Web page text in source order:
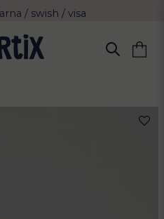
/ swish / visa
eller vid avhämtning
med Postnord